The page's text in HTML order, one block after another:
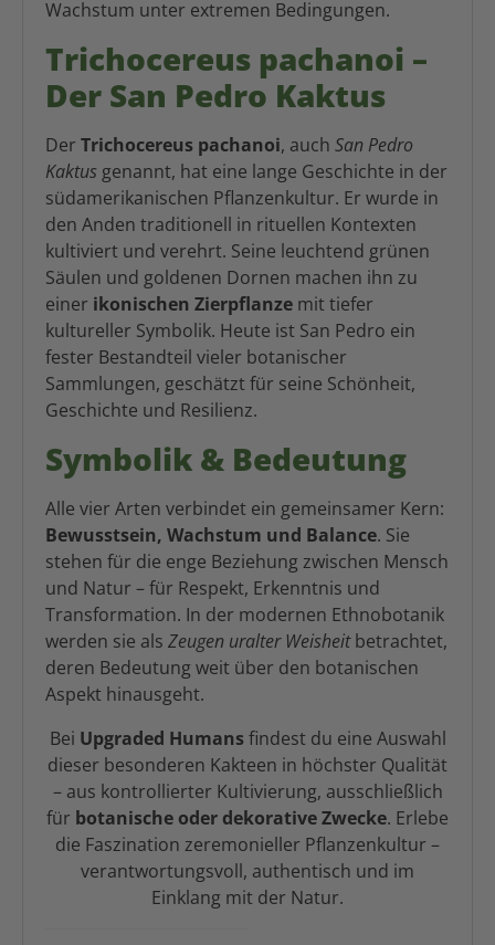
Wachstum unter extremen Bedingungen.
Trichocereus pachanoi –
Der San Pedro Kaktus
Der Trichocereus pachanoi, auch San Pedro
Kaktus genannt, hat eine lange Geschichte in der
südamerikanischen Pflanzenkultur. Er wurde in
den Anden traditionell in rituellen Kontexten
kultiviert und verehrt. Seine leuchtend grünen
Säulen und goldenen Dornen machen ihn zu
einer ikonischen Zierpflanze mit tiefer
kultureller Symbolik. Heute ist San Pedro ein
fester Bestandteil vieler botanischer
Sammlungen, geschätzt für seine Schönheit,
Geschichte und Resilienz.
Symbolik & Bedeutung
Alle vier Arten verbindet ein gemeinsamer Kern:
Bewusstsein, Wachstum und Balance. Sie
stehen für die enge Beziehung zwischen Mensch
und Natur – für Respekt, Erkenntnis und
Transformation. In der modernen Ethnobotanik
werden sie als Zeugen uralter Weisheitbetrachtet,
deren Bedeutung weit über den botanischen
Aspekt hinausgeht.
Bei Upgraded Humansfindest du eine Auswahl
dieser besonderen Kakteen in höchster Qualität
– aus kontrollierter Kultivierung, ausschließlich
für botanische oder dekorative Zwecke. Erlebe
die Faszination zeremonieller Pflanzenkultur –
verantwortungsvoll, authentisch und im
Einklang mit der Natur.